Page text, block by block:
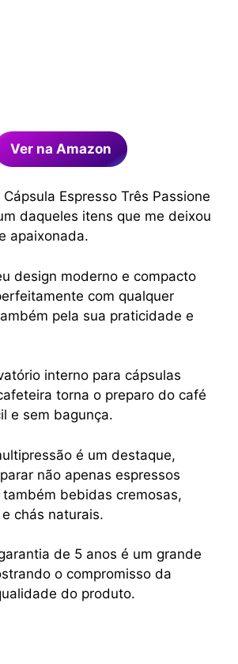
Ver na Amazon
Espresso Três Passione
daqueles itens que me deixou
apaixonada.
design moderno e compacto
com qualquer
pela sua praticidade e
interno para cápsulas
torna o preparo do café
e sem bagunça.
é um destaque,
não apenas espressos
bebidas cremosas,
chás naturais.
de 5 anos é um grande
o compromisso da
do produto.